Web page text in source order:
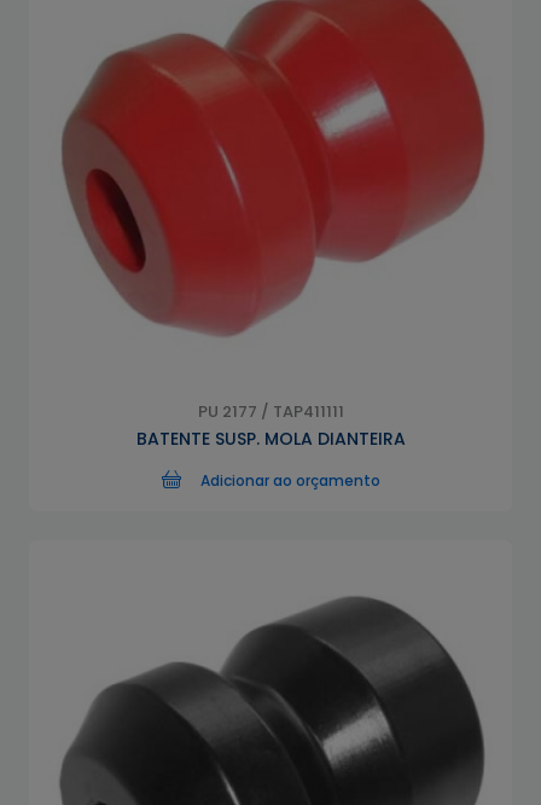
PU 2177 / TAP411111
BATENTE SUSP. MOLA DIANTEIRA
Adicionar ao orçamento